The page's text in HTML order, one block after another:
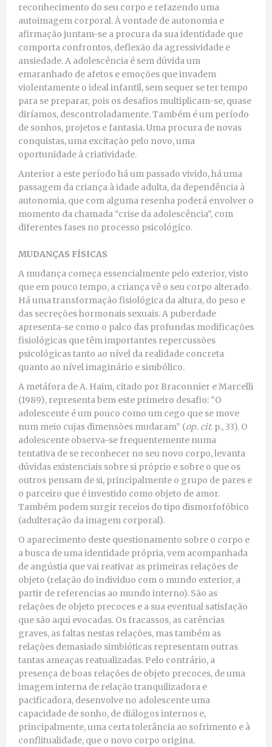
reconhecimento do seu corpo e refazendo uma
autoimagem corporal. À vontade de autonomia e
afirmação juntam-se a procura da sua identidade que
comporta confrontos, deflexão da agressividade e
ansiedade. A adolescência é sem dúvida um
emaranhado de afetos e emoções que invadem
violentamente o ideal infantil, sem sequer se ter tempo
para se preparar, pois os desafios multiplicam-se, quase
diríamos, descontroladamente. Também é um período
de sonhos, projetos e fantasia. Uma procura de novas
conquistas, uma excitação pelo novo, uma
oportunidade à criatividade.
Anterior a este período há um passado vivido, há uma
passagem da criança à idade adulta, da dependência à
autonomia, que com alguma resenha poderá envolver o
momento da chamada “crise da adolescência”, com
diferentes fases no processo psicológico.
MUDANÇAS FÍSICAS
A mudança começa essencialmente pelo exterior, visto
que em pouco tempo, a criança vê o seu corpo alterado.
Há uma transformação fisiológica da altura, do peso e
das secreções hormonais sexuais. A puberdade
apresenta-se como o palco das profundas modificações
fisiológicas que têm importantes repercussões
psicológicas tanto ao nível da realidade concreta
quanto ao nível imaginário e simbólico.
A metáfora de A. Haim, citado por Braconnier e Marcelli
(1989), representa bem este primeiro desafio: “O
adolescente é um pouco como um cego que se move
num meio cujas dimensões mudaram” (op. cit. p., 33). O
adolescente observa-se frequentemente numa
tentativa de se reconhecer no seu novo corpo, levanta
dúvidas existenciais sobre si próprio e sobre o que os
outros pensam de si, principalmente o grupo de pares e
o parceiro que é investido como objeto de amor.
Também podem surgir receios do tipo dismorfofóbico
(adulteração da imagem corporal).
O aparecimento deste questionamento sobre o corpo e
a busca de uma identidade própria, vem acompanhada
de angústia que vai reativar as primeiras relações de
objeto (relação do individuo com o mundo exterior, a
partir de referencias ao mundo interno). São as
relações de objeto precoces e a sua eventual satisfação
que são aqui evocadas. Os fracassos, as carências
graves, as faltas nestas relações, mas também as
relações demasiado simbióticas representam outras
tantas ameaças reatualizadas. Pelo contrário, a
presença de boas relações de objeto precoces, de uma
imagem interna de relação tranquilizadora e
pacificadora, desenvolve no adolescente uma
capacidade de sonho, de diálogos internos e,
principalmente, uma certa tolerância ao sofrimento e à
conflitualidade, que o novo corpo origina.